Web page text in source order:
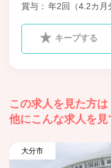
賞与
年2回（4.2カ月
キープする
この求人を見た方は
他にこんな求人を見
大分市